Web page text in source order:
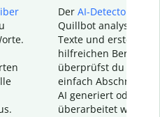
Der AI-Detector
Quillbot analysiert
Texte und erstellt
hilfreichen Bericht.
überprüfst du
einfach Abschnitte,
AI generiert oder
überarbeitet wurden.